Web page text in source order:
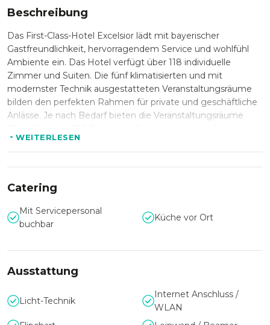
Beschreibung
Das First-Class-Hotel Excelsior lädt mit bayerischer
Gastfreundlichkeit, hervorragendem Service und wohlfühl
Ambiente ein. Das Hotel verfügt über 118 individuelle
Zimmer und Suiten. Die fünf klimatisierten und mit
modernster Technik ausgestatteten Veranstaltungsräume
bilden den perfekten Rahmen für private und geschäftliche
Anlässe. Je nach Bedarf bieten die Veranstaltungsräume
ist dabei natürlich ein klarer Vorteil für Ihre Events.
Die Tradition und Gemütlichkeit des Hotel Excelsior finden
sich auch im integrierten Restaurant „Geisel`s Vinothek“
wieder. Die entspannte Atmosphäre und die 600
internationalen Flaschenweine laden zu einem gemütlichen
Abend mit italienischer Kulinarik ein. Laden Sie Ihre Gäste
WEITERLESEN
Catering
Mit Servicepersonal
buchbar
Küche vor Ort
Ausstattung
Licht-Technik
Internet Anschluss /
WLAN